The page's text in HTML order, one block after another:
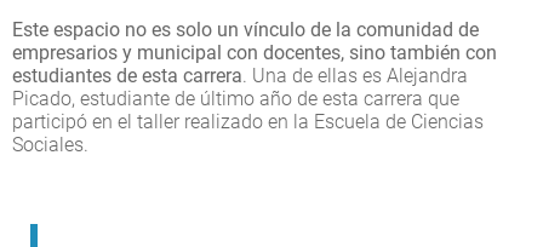
Este espacio no es solo un vínculo de la comunidad de
empresarios y municipal con docentes, sino también con
estudiantes de esta carrera . Una de ellas es Alejandra
Picado, estudiante de último año de esta carrera que
participó en el taller realizado en la Escuela de Ciencias
Sociales.